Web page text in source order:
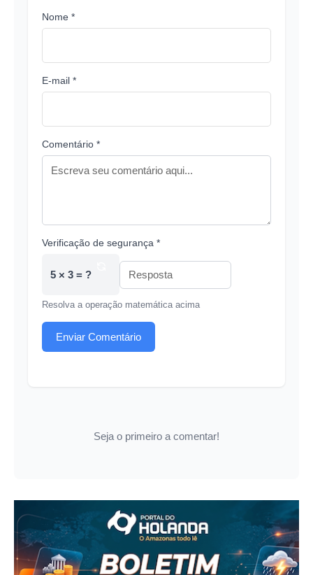
Nome *
E-mail *
Comentário *
Verificação de segurança *
5 × 3 = ?
Resolva a operação matemática acima
Enviar Comentário
Seja o primeiro a comentar!